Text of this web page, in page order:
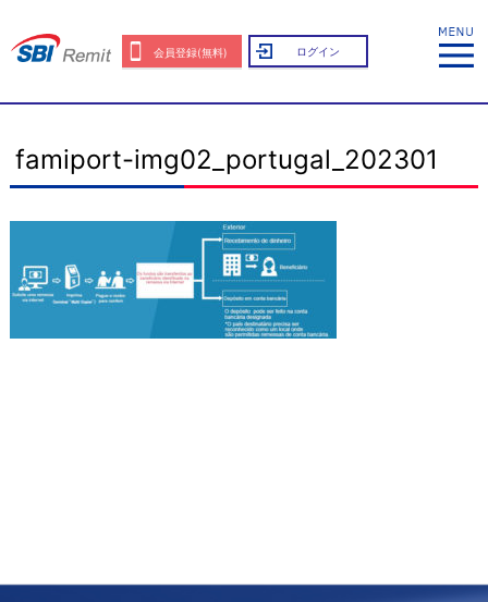
会員登録(無料) ログイン
famiport-img02_portugal_202301